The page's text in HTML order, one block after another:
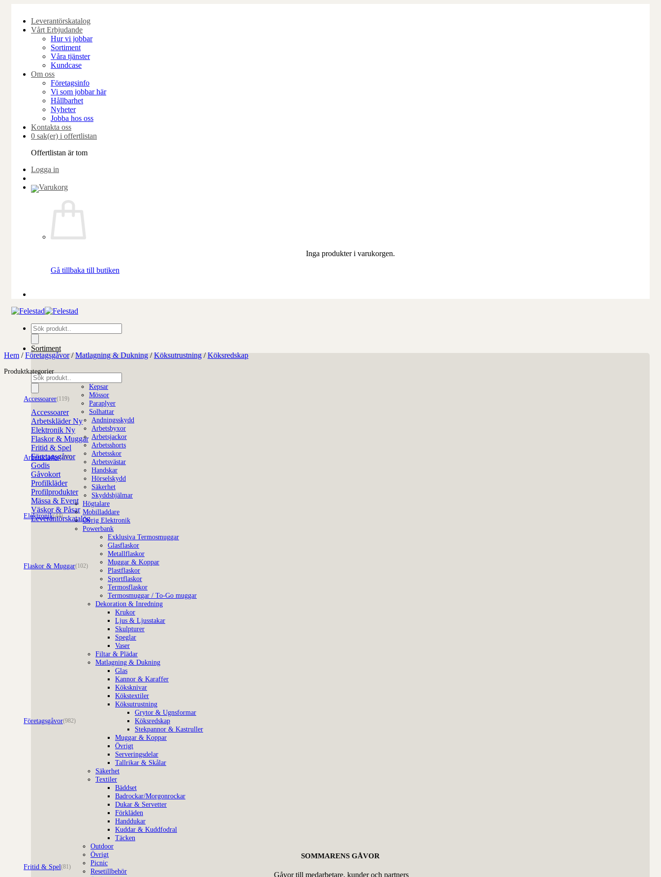
content
Leverantörskatalog
Vårt Erbjudande
Hur vi jobbar
Sortiment
Våra tjänster
Kundcase
Om oss
Företagsinfo
Vi som jobbar här
Hållbarhet
Nyheter
Jobba hos oss
Kontakta oss
0 sak(er) i offertlistan
Offertlistan är tom
Logga in
Inga produkter i varukorgen.
Gå tillbaka till butiken
Produktsökning
Sortiment
Produktsökning
Accessoarer
Arbetskläder
Elektronik
Flaskor & Muggar
Fritid & Spel
Företagsgåvor
Godis
Gåvokort
Profilkläder
Profilprodukter
Mässa & Event
Väskor & Påsar
Leverantörskatalog
SOMMARENS GÅVOR
Gåvor till medarbetare, kunder och partners
Hem / Företagsgåvor / Matlagning & Dukning / Köksutrustning / Köksredskap
Produktkategorier
Accessoarer(119)
Kepsar
Mössor
Paraplyer
Solhattar
Arbetskläder(109)
Andningsskydd
Arbetsbyxor
Arbetsjackor
Arbetsshorts
Arbetsskor
Arbetsvästar
Handskar
Hörselskydd
Säkerhet
Skyddshjälmar
Elektronik(44)
Högtalare
Mobilladdare
Övrig Elektronik
Powerbank
Flaskor & Muggar(102)
Exklusiva Termosmuggar
Glasflaskor
Metallflaskor
Muggar & Koppar
Plastflaskor
Sportflaskor
Termosflaskor
Termosmuggar / To-Go muggar
Företagsgåvor(982)
Dekoration & Inredning
Krukor
Ljus & Ljusstakar
Skulpturer
Speglar
Vaser
Filtar & Plädar
Matlagning & Dukning
Glas
Kannor & Karaffer
Köksknivar
Kökstextiler
Köksutrustning
Grytor & Ugnsformar
Köksredskap
Stekpannor & Kastruller
Muggar & Koppar
Övrigt
Serveringsdelar
Tallrikar & Skålar
Säkerhet
Textiler
Bäddset
Badrockar/Morgonrockar
Dukar & Servetter
Förkläden
Handdukar
Kuddar & Kuddfodral
Täcken
Fritid & Spel(81)
Outdoor
Övrigt
Picnic
Resetillbehör